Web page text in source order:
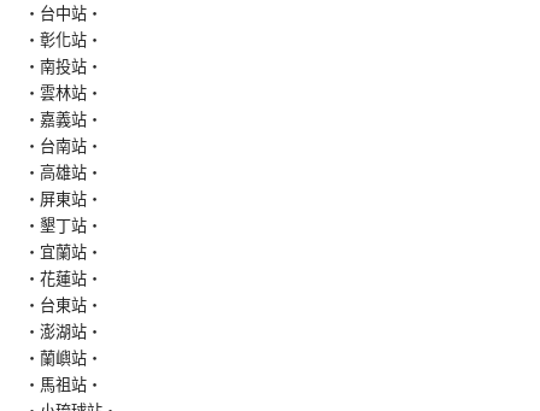
‧台中站‧
‧彰化站‧
‧南投站‧
‧雲林站‧
‧嘉義站‧
‧台南站‧
‧高雄站‧
‧屏東站‧
‧墾丁站‧
‧宜蘭站‧
‧花蓮站‧
‧台東站‧
‧澎湖站‧
‧蘭嶼站‧
‧馬祖站‧